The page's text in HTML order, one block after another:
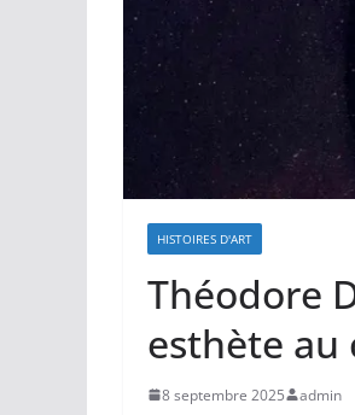
HISTOIRES D'ART
Théodore
esthète
8 septembre 2025 admin